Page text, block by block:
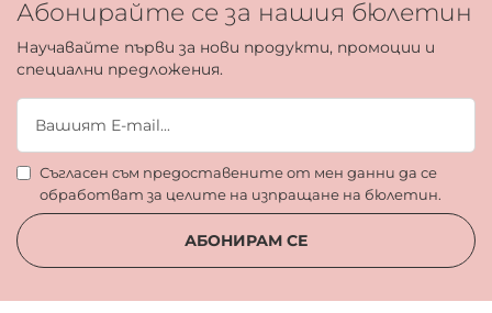
Абонирайте се за нашия бюлетин
Научавайте първи за нови продукти, промоции и
специални предложения.
Съгласен съм предоставените от мен данни да се
обработват за целите на изпращане на бюлетин.
АБОНИРАМ СЕ